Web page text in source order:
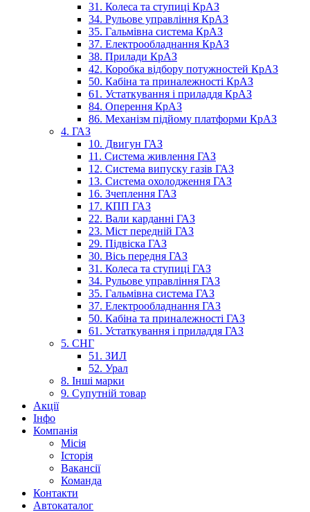
31. Колеса та ступиці КрАЗ
34. Рульове управління КрАЗ
35. Гальмівна система КрАЗ
37. Електрообладнання КрАЗ
38. Прилади КрАЗ
42. Коробка відбору потужностей КрАЗ
50. Кабіна та приналежності КрАЗ
61. Устаткування і приладдя КрАЗ
84. Оперення КрАЗ
86. Механізм підйому платформи КрАЗ
4. ГАЗ
10. Двигун ГАЗ
11. Система живлення ГАЗ
12. Система випуску газів ГАЗ
13. Система охолодження ГАЗ
16. Зчеплення ГАЗ
17. КПП ГАЗ
22. Вали карданні ГАЗ
23. Міст передній ГАЗ
29. Підвіска ГАЗ
30. Вісь передня ГАЗ
31. Колеса та ступиці ГАЗ
34. Рульове управління ГАЗ
35. Гальмівна система ГАЗ
37. Електрообладнання ГАЗ
50. Кабіна та приналежності ГАЗ
61. Устаткування і приладдя ГАЗ
5. СНГ
51. ЗИЛ
52. Урал
8. Інші марки
9. Супутній товар
Акції
Інфо
Компанія
Місія
Історія
Вакансії
Команда
Контакти
Автокаталог